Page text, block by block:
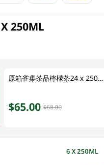
250ML
原箱雀巢茶品檸檬茶24 x 250ml
$65.00 $68.00
6 X 250ML